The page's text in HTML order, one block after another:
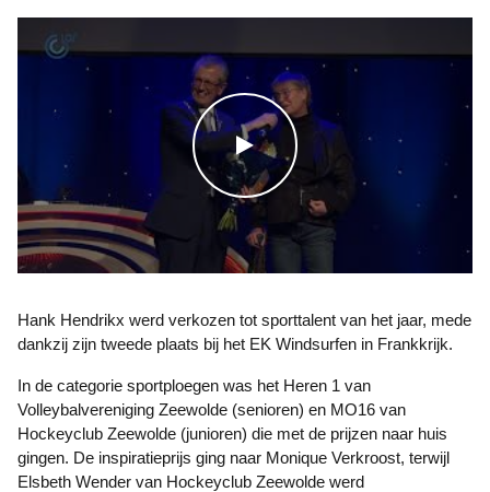
WATCH THE VIDEO
Hank Hendrikx werd verkozen tot sporttalent van het jaar, mede
dankzij zijn tweede plaats bij het EK Windsurfen in Frankkrijk.
In de categorie sportploegen was het Heren 1 van
Volleybalvereniging Zeewolde (senioren) en MO16 van
Hockeyclub Zeewolde (junioren) die met de prijzen naar huis
gingen. De inspiratieprijs ging naar Monique Verkroost, terwijl
Elsbeth Wender van Hockeyclub Zeewolde werd